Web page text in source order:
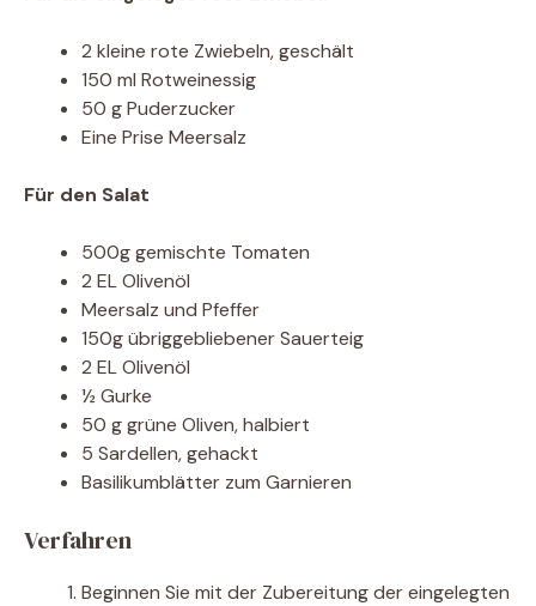
2 kleine rote Zwiebeln, geschält
150 ml Rotweinessig
50 g Puderzucker
Eine Prise Meersalz
Für den Salat
500g gemischte Tomaten
2 EL Olivenöl
Meersalz und Pfeffer
150g übriggebliebener Sauerteig
2 EL Olivenöl
½ Gurke
50 g grüne Oliven, halbiert
5 Sardellen, gehackt
Basilikumblätter zum Garnieren
Verfahren
Beginnen Sie mit der Zubereitung der eingelegten